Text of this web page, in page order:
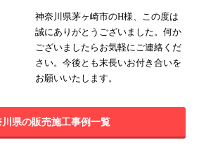
神奈川県茅ヶ崎市のH様、この度は
誠にありがとうございました。何か
ございましたらお気軽にご連絡くだ
さい。今後とも末長いお付き合いを
お願いいたします。
県の販売施工事例一覧